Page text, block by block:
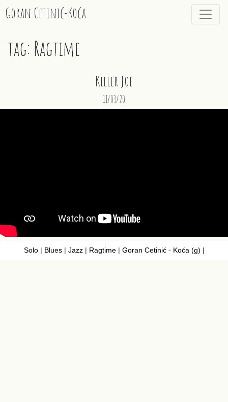
Goran Cetinić-Koća
tag: Ragtime
Killer Joe
11/03/20
Solo| Blues| Jazz| Ragtime| Goran Cetinić - Koća (g) |